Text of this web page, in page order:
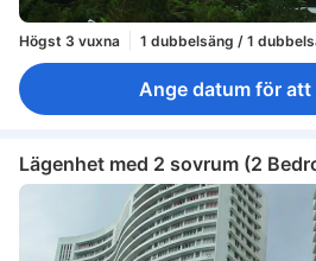
Högst 3 vuxna 1 dubbelsäng / 1
Ange datum för att
Lägenhet med 2 sovrum (2